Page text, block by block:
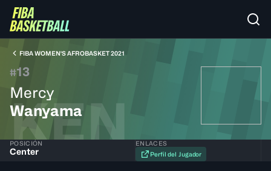
FIBA WOMEN'S AFROBASKET 2021
#13
Mercy
Wanyama
KEN
POSICIÓN
Center
ENLACES
Perfil del Jugador